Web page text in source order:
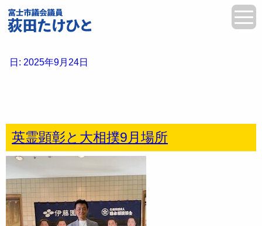
日: 2025年9月24日
英霊顕彰と大相撲9月場所